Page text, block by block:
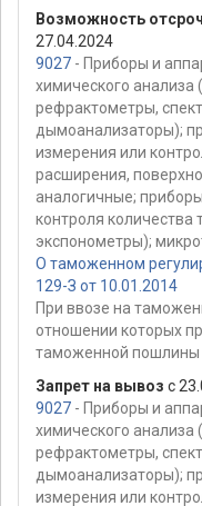
Возможность
27.04.2024
9027 - Приборы и
химического
рефрактометры,
дымоанализаторы);
измерения или
расширения,
аналогичные;
контроля количества
экспонометры);
О таможенном
129-З от 10.01.2014
При ввозе на
отношении которых
таможенной пошлины
Запрет на вывоз с
9027 - Приборы и
химического
рефрактометры,
дымоанализаторы);
измерения или